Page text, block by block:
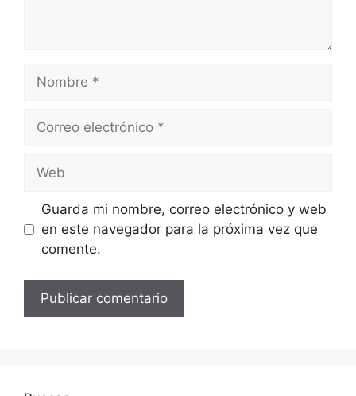
Nombre
Correo
Web
Guarda mi nombre, correo electrónico y web
en este navegador para la próxima vez que
comente.